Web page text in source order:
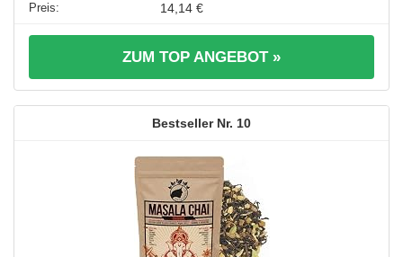
14,14 €
ZUM TOP ANGEBOT »
10